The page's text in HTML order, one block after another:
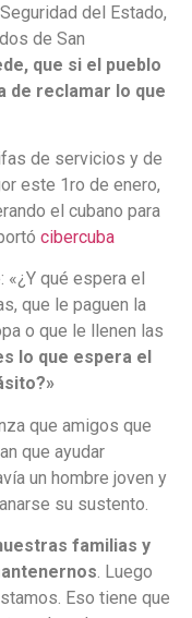
del Estado,
de San
que si el pueblo
de reclamar lo que
de servicios y de
este 1ro de enero,
el cubano para
cibercuba
qué espera el
que le paguen la
o que le llenen las
lo que espera el
que amigos que
que ayudar
un hombre joven y
su sustento.
familias y
. Luego
Eso tiene que